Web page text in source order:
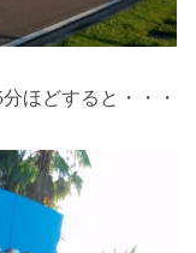
ほどすると・・・